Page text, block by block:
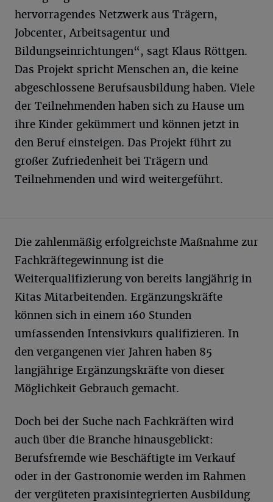
hervorragendes Netzwerk aus Trägern,
Jobcenter, Arbeitsagentur und
Bildungseinrichtungen“, sagt Klaus Röttgen.
Das Projekt spricht Menschen an, die keine
abgeschlossene Berufsausbildung haben. Viele
der Teilnehmenden haben sich zu Hause um
ihre Kinder gekümmert und können jetzt in
den Beruf einsteigen. Das Projekt führt zu
großer Zufriedenheit bei Trägern und
Teilnehmenden und wird weitergeführt.
Die zahlenmäßig erfolgreichste Maßnahme zur
Fachkräftegewinnung ist die
Weiterqualifizierung von bereits langjährig in
Kitas Mitarbeitenden. Ergänzungskräfte
können sich in einem 160 Stunden
umfassenden Intensivkurs qualifizieren. In
den vergangenen vier Jahren haben 85
langjährige Ergänzungskräfte von dieser
Möglichkeit Gebrauch gemacht.
Doch bei der Suche nach Fachkräften wird
auch über die Branche hinausgeblickt:
Berufsfremde wie Beschäftigte im Verkauf
oder in der Gastronomie werden im Rahmen
der vergüteten praxisintegrierten Ausbildung